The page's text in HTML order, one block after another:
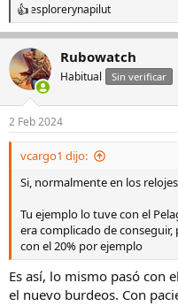
R
e
a
c
c
i
e
s
esplorerynapilut
Rubowatch
Habitual Sin verificar
2 Feb 2024
vcargo1 dijo:
Si, normalmente en los
Tu ejemplo lo tuve con el
era complicado de
con el 20% por ejemplo
Es así, lo mismo pasó con
el nuevo burdeos. Con